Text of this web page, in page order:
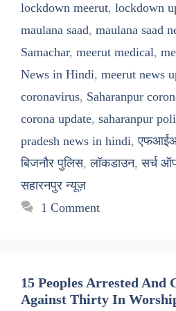
lockdown meerut, lockdown
maulana saad, maulana saad
Samachar, meerut medical,
News in Hindi, meerut news
coronavirus, Saharanpur
corona update, saharanpur
pradesh news in hindi,
बिजनौर पुलिस,लॉकडाउन,सर्च
सहारनपुर न्यूज़
1 Comment
15 Peoples Arrested And
Against Thirty In